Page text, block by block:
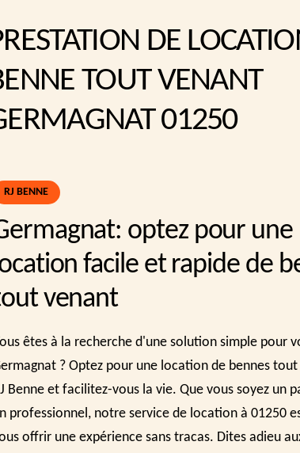
DE
TOUT VENANT
01250
RJ BENNE
optez pour une
facile et rapide de
venant
êtes à la recherche d'une solution simple pour
? Optez pour une location de bennes
Benne et facilitez-vous la vie. Que vous soyez un
professionnel, notre service de location à 01250
offrir une expérience sans tracas. Dites adieu